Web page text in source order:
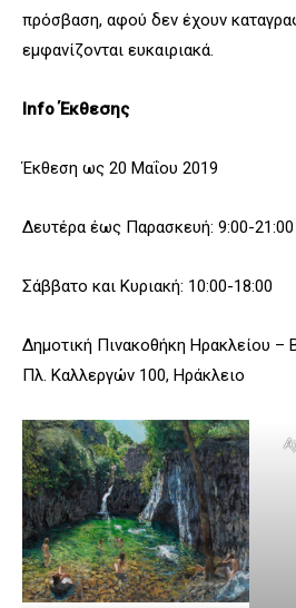
πρόσβαση, αφού δεν έχουν
εμφανίζονται ευκαιριακά.
InfoΈκθεσης
Έκθεση ως 20 Μαΐου 2019
Δευτέρα έως Παρασκευή: 9:00-21:00
Σάββατο και Κυριακή: 10:00-18:00
Δημοτική Πινακοθήκη Ηρακλείου –
Πλ. Καλλεργών 100, Ηράκλειο